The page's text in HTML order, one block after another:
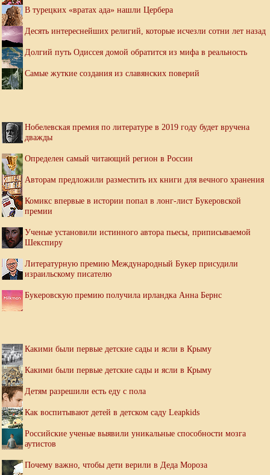
В турецких «вратах ада» нашли Цербера
Десять интереснейших религий, которые исчезли сотни лет назад
Долгий путь Одиссея домой обратится из мифа в реальность
Самые жуткие создания из славянских поверий
Нобелевская премия по литературе в 2019 году будет вручена
дважды
Определен самый читающий регион в России
Авторам предложили разместить их книги для вечного хранения
Комикс впервые в истории попал в лонг-лист Букеровской
премии
Ученые установили истинного автора пьесы, приписываемой
Шекспиру
Литературную премию Международный Букер присудили
израильскому писателю
Букеровскую премию получила ирландка Анна Бернс
Какими были первые детские сады и ясли в Крыму
Какими были первые детские сады и ясли в Крыму
Детям разрешили есть еду с пола
Как воспитывают детей в детском саду Leapkids
Российские ученые выявили уникальные способности мозга
аутистов
Почему важно, чтобы дети верили в Деда Мороза